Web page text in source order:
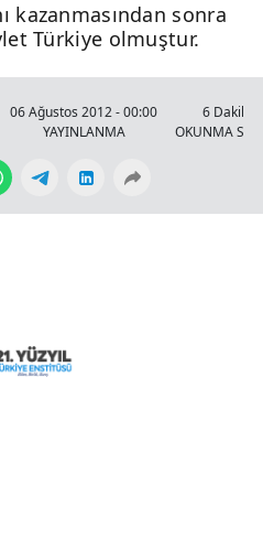
kazanmasından sonra
Türkiye olmuştur.
06 Ağustos 2012 - 00:00
YAYINLANMA
6 Dakika
OKUNMA